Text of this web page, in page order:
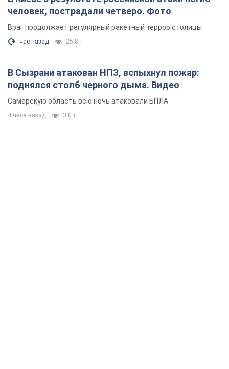
человек, пострадали четверо. Фото
Враг продолжает регулярный ракетный террор столицы
час назад 25,8 т.
В Сызрани атакован НПЗ, вспыхнул пожар:
поднялся столб черного дыма. Видео
Самарскую область всю ночь атаковали БПЛА
4 часа назад 3,0 т.